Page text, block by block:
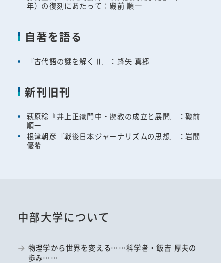
年）の復刻にあたって：磯前 順一
自著を語る
『古代語の謎を解くⅡ』：蜂矢 真郷
新刊旧刊
萩原稔『井上正鐡門中・禊教の成立と展開』：磯前
順一
根津朝彦『戦後日本ジャーナリズムの思想』：岩間
優希
中部大学について
物理学から世界を変える……科学者・飯吉 厚夫の
歩み……